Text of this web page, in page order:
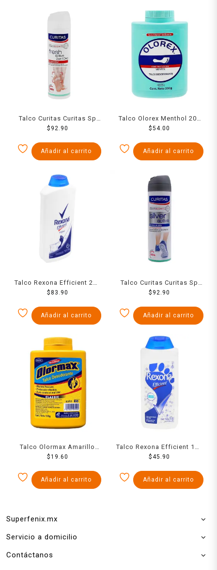
Talco Curitas Curitas Sp
Fresh Active 150 Ml Spray
$ 92.90
Añadir al carrito
Talco Olorex Menthol 200
Grs
$54.00
Añadir al carrito
Talco Rexona Efficient 200
Grs
$ 83.90
Añadir al carrito
Talco Curitas Curitas Sp
Silver Active 150 Ml Spray
$ 92.90
Añadir al carrito
Talco Olormax Amarillo
150 Grs
$19.60
Añadir al carrito
Talco Rexona Efficient 100
Grs
$45.90
Añadir al carrito
Superfenix.mx
Servicio a domicilio
Contáctanos